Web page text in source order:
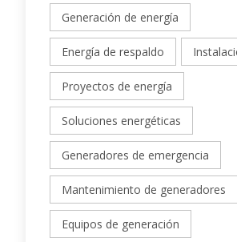
Generación de energía
Energía de respaldo
Proyectos de energía
Soluciones energéticas
Generadores de emergencia
Mantenimiento de generadores
Equipos de generación